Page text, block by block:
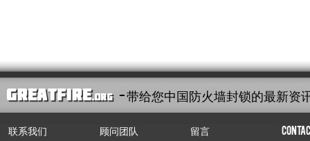
- 带给您中国防火墙封锁的最新资
联系我们 顾问团队 留言